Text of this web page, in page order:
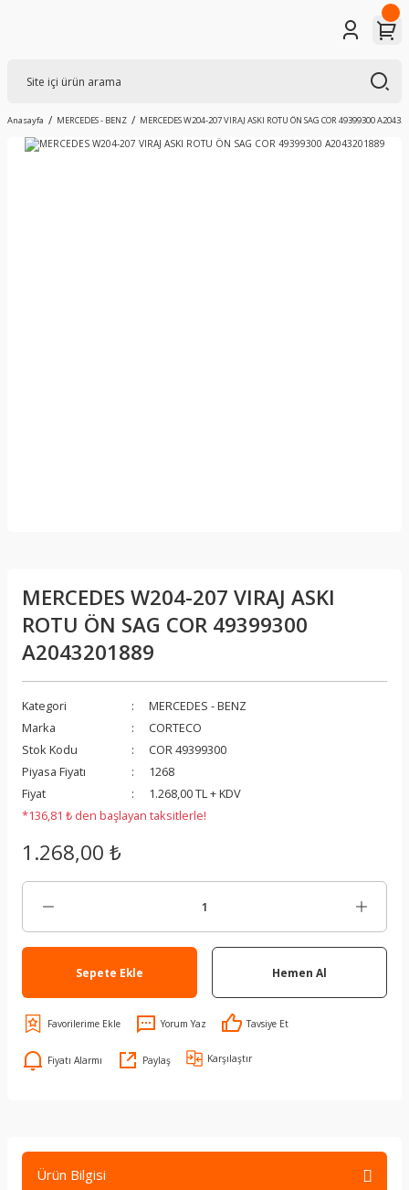
Anasayfa MERCEDES - BENZ MERCEDES W204-207 VIRAJ ASKI ROTU ÖN SAG COR 49399300
MERCEDES W204-207 VIRAJ ASKI
ROTU ÖN SAG COR 49399300
A2043201889
Kategori
MERCEDES - BENZ
Marka
CORTECO
Stok Kodu
COR 49399300
Piyasa Fiyatı
1268
Fiyat
1.268,00 TL + KDV
*136,81 ₺ den başlayan taksitlerle!
1.268,00 ₺
Sepete Ekle Hemen Al
Yorum Yaz Tavsiye Et
Fiyatı Alarmı Paylaş Karşılaştır
Ürün Bilgisi